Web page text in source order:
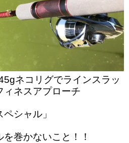
ネコリグでラインスラッ
ィネスアプローチ
シャル」
巻かないこと！！